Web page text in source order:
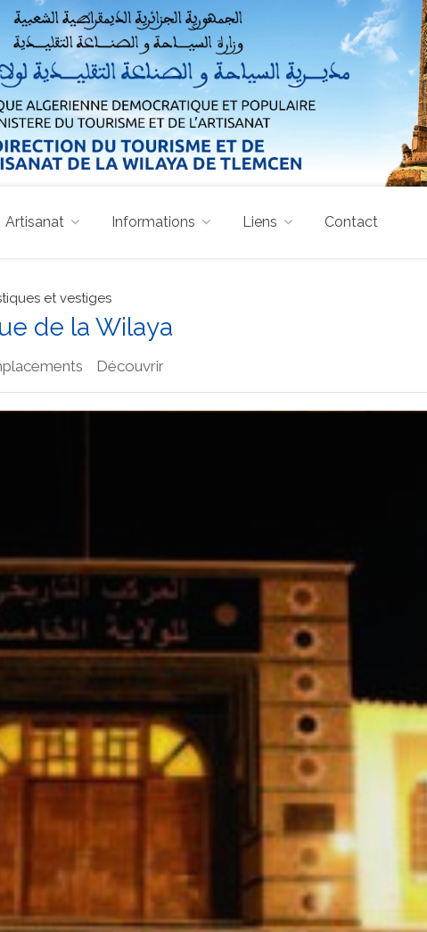
Artisanat Informations Liens Contact
et vestiges
de la Wilaya
Découvrir